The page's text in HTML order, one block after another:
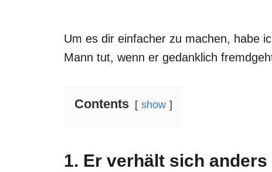
Um es dir einfacher zu machen, habe
Mann tut, wenn er gedanklich
Contents show
1. Er verhält sich anders